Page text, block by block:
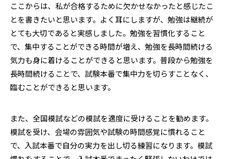
ここからは、私が合格するために欠かせなかったと感じたこ
とを書きたいと思います。よく耳にしますが、勉強は継続が
とても大切であると実感しました。勉強を習慣化すること
で、集中することができる時間が増え、勉強を長時間続ける
気力も身に着けることができると思います。普段から勉強を
長時間続けることで、試験本番で集中力を切らすことなく、
臨むことができると思います。
また、全国模試などの模試を適度に受けることを勧めます。
模試を受け、会場の雰囲気や試験の時間感覚に慣れること
で、入試本番で自分の実力を出し切る練習になります。模試